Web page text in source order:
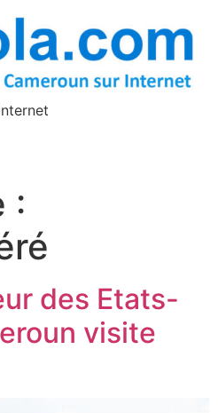
:
des Etats-
visite